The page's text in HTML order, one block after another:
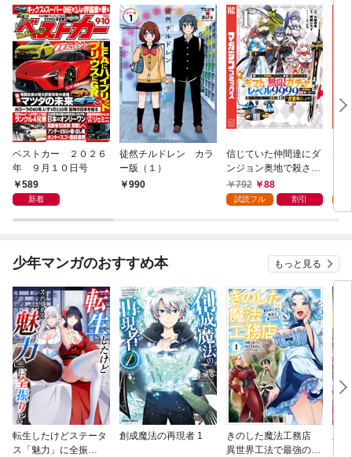
ベストカー ２０２６
年 ９月１０日号
589
新着
徒然チルドレン カラ
ー版（１）
990
信じていた仲間達にダ
ンジョン奥地で殺され
かけたがギフト『無限
ガチャ』でレベル９９
『ざまぁ！』します！
792 88
試読フル 割引
少年マンガのおすすめ本 もっと見る
転生したけどステータ
ス「魅力」に全振
創成魔法の再現者 1
きのした魔法工務店
異世界工法で最強の家
兆